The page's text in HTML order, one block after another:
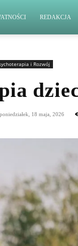
REDAKCJA
i Rozwój
poniedziałek, 18 maja, 2026